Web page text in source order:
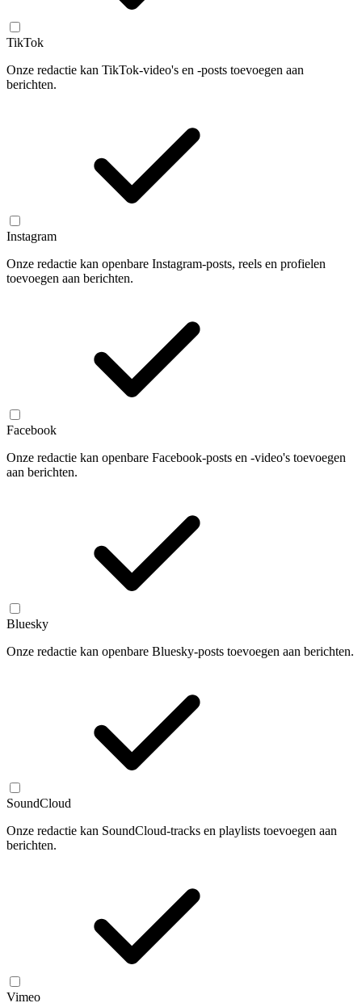
TikTok
Onze redactie kan TikTok-video's en -posts toevoegen aan
berichten.
Instagram
Onze redactie kan openbare Instagram-posts, reels en profielen
toevoegen aan berichten.
Facebook
Onze redactie kan openbare Facebook-posts en -video's toevoegen
aan berichten.
Bluesky
Onze redactie kan openbare Bluesky-posts toevoegen aan berichten.
SoundCloud
Onze redactie kan SoundCloud-tracks en playlists toevoegen aan
berichten.
Vimeo